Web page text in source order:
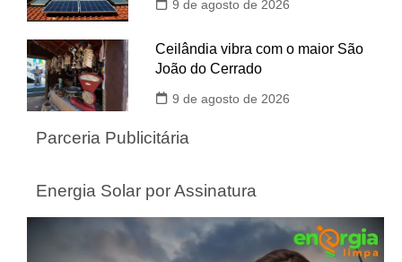
9 de agosto de 2026
Ceilândia vibra com o maior São
João do Cerrado
9 de agosto de 2026
Parceria Publicitária
Energia Solar por Assinatura